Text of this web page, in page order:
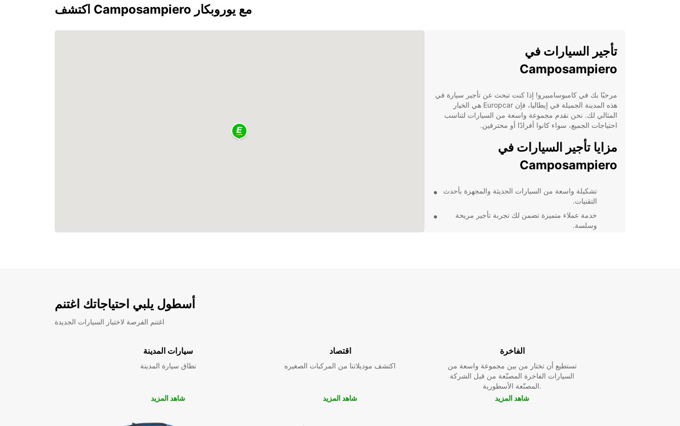
اكتشف Camposampiero مع يوروبكار
تأجير السيارات في
Camposampiero
مرحبًا بك في كامبوسامبيرو! إذا كنت تبحث عن تأجير سيارة في
هذه المدينة الجميلة في إيطاليا، فإن Europcar هي الخيار
المثالي لك. نحن نقدم مجموعة واسعة من السيارات لتناسب
احتياجات الجميع، سواء كانوا أفرادًا أو محترفين.
مزايا تأجير السيارات في
Camposampiero
تشكيلة واسعة من السيارات الحديثة والمجهزة بأحدث
التقنيات.
خدمة عملاء متميزة تضمن لك تجربة تأجير مريحة
وسلسة.
بفضل تنوع أسطولنا ومرونة خدماتنا، يمكنك الاعتماد على
Europcar لجميع احتياجات تأجير السيارات الخاصة بك في
Camposampiero. سواء كنت تخطط لرحلة عائلية ممتعة أو
رحلة عمل حافلة، سنوفر لك السيارة المثالية لتلبية تلك
أسطول يلبي احتياجاتك اغتنم
اغتنم الفرصة لاختبار السيارات الجديدة
سيارات المدينة
نطاق سيارة المدينة
شاهد المزيد
اقتصاد
اكتشف موديلاتنا من المركبات الصغيره
شاهد المزيد
الفاخرة
تستطيع أن تختار من بين مجموعة واسعة من
السيارات الفاخرة المصنّعة من قبل الشركة
المصنّعة الأسطورية.
شاهد المزيد